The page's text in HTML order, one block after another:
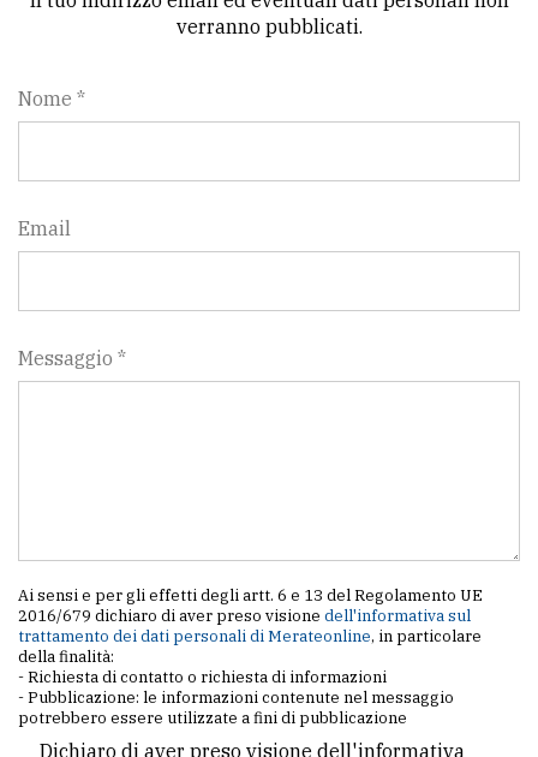
verranno pubblicati.
Nome *
Email
Messaggio *
Ai sensi e per gli effetti degli artt. 6 e 13 del Regolamento UE
2016/679 dichiaro di aver preso visione dell'informativa sul
trattamento dei dati personali di Merateonline, in particolare
della finalità:
- Richiesta di contatto o richiesta di informazioni
- Pubblicazione: le informazioni contenute nel messaggio
potrebbero essere utilizzate a fini di pubblicazione
Dichiaro di aver preso visione dell'informativa